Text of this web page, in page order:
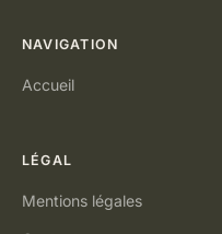
NAVIGATION
Accueil
LÉGAL
Mentions légales